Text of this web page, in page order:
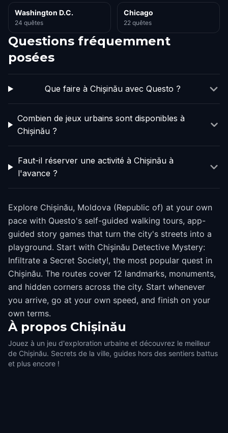
Washington D.C.
24 quêtes
Chicago
22 quêtes
Questions fréquemment
posées
Que faire à Chișinău avec Questo ?
Combien de jeux urbains sont disponibles à
Chișinău ?
Faut-il réserver une activité à Chișinău à
l'avance ?
Explore Chișinău, Moldova (Republic of) at your own
pace with Questo's self-guided walking tours, app-
guided story games that turn the city's streets into a
playground. Start with Chișinău Detective Mystery:
Infiltrate a Secret Society!, the most popular quest in
Chișinău. The routes cover 12 landmarks, monuments,
and hidden corners across the city. Start whenever
you arrive, go at your own speed, and finish on your
own terms.
À propos Chișinău
Jouez à un jeu d'exploration urbaine et découvrez le meilleur
de Chișinău. Secrets de la ville, guides hors des sentiers battus
et plus encore !